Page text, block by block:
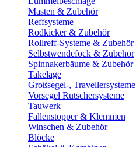
Masten & Zubehör
Reffsysteme
Rodkicker & Zubehör
Rollreff-Systeme & Zubehör
Selbstwendefock & Zubehör
Spinnakerbäume & Zubehör
Takelage
Großsegel-, Travellersysteme
Vorsegel Rutschersysteme
Tauwerk
Fallenstopper & Klemmen
Winschen & Zubehör
Blöcke